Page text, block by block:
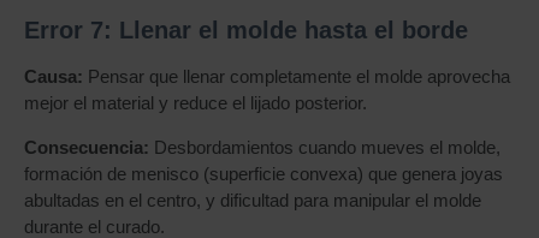
Error 7: Llenar el molde hasta el borde
Causa: Pensar que llenar completamente el molde aprovecha
mejor el material y reduce el lijado posterior.
Consecuencia: Desbordamientos cuando mueves el molde,
formación de menisco (superficie convexa) que genera joyas
abultadas en el centro, y dificultad para manipular el molde
durante el curado.